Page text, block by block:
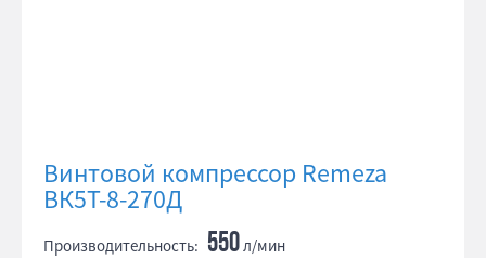
Винтовой компрессор Remeza
ВК5Т-8-270Д
Производительность: 550л/мин